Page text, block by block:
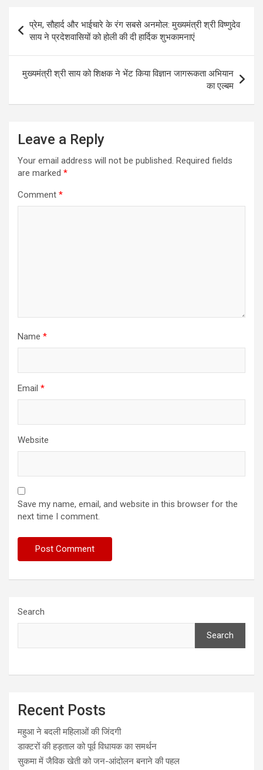
Post
navigation
प्रेम, सौहार्द और भाईचारे के रंग सबसे अनमोल: मुख्यमंत्री श्री विष्णुदेव
साय ने प्रदेशवासियों को होली की दी हार्दिक शुभकामनाएं
मुख्यमंत्री श्री साय को शिक्षक ने भेंट किया विज्ञान जागरूकता अभियान
का एल्बम
Leave a Reply
Your email address will not be published. Required fields
are marked *
Comment *
Name *
Email *
Website
Save my name, email, and website in this browser for the
next time I comment.
Search
Search
Recent Posts
महुआ ने बदली महिलाओं की जिंदगी
डाक्टरों की हड़ताल को पूर्व विधायक का समर्थन
सुकमा में जैविक खेती को जन-आंदोलन बनाने की पहल